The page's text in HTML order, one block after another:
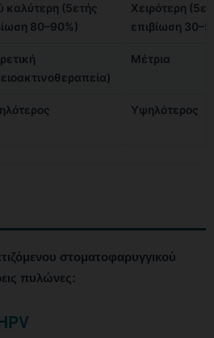
καλύτερη (5ετής
80–90%)
Χειρότερη
επιβίωση
Μέτρια
Υψηλότερος
στοματοφαρυγγικού
πυλώνες: